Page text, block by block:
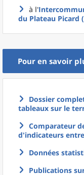
à l'
du Plateau Picard
Pour en savoir
Dossier
tableaux sur le
Comparateur
d'indicateurs
Données
Publications